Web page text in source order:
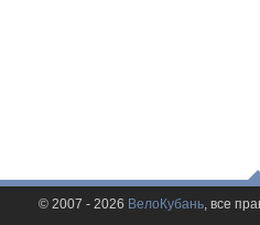
© 2007 - 2026 ВелоКубань, все